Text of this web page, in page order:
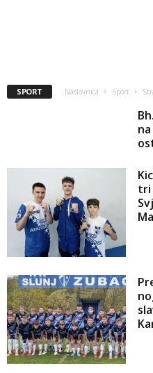
SPORT Naslovnica Sport
tri